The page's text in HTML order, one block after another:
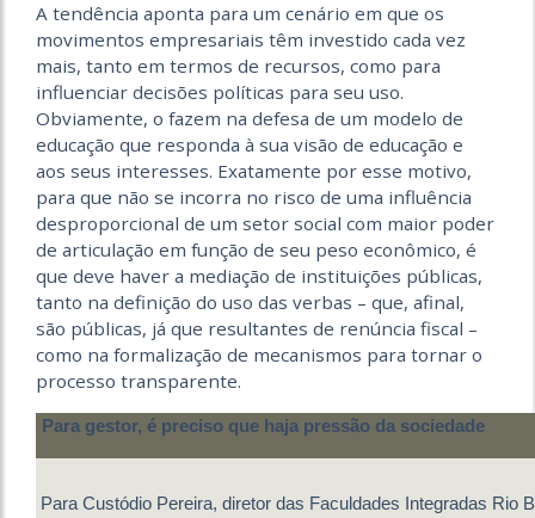
A tendência aponta para um cenário em que os
movimentos empresariais têm investido cada vez
mais, tanto em termos de recursos, como para
influenciar decisões políticas para seu uso.
Obviamente, o fazem na defesa de um modelo de
educação que responda à sua visão de educação e
aos seus interesses. Exatamente por esse motivo,
para que não se incorra no risco de uma influência
desproporcional de um setor social com maior poder
de articulação em função de seu peso econômico, é
que deve haver a mediação de instituições públicas,
tanto na definição do uso das verbas – que, afinal,
são públicas, já que resultantes de renúncia fiscal –
como na formalização de mecanismos para tornar o
processo transparente.
Para gestor, é preciso que haja pressão da sociedade
Para Custódio Pereira, diretor das Faculdades Integradas Rio